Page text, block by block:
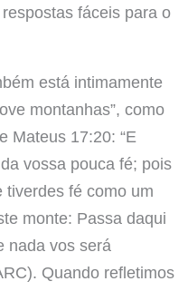
fáceis para o
está intimamente
montanhas”, como
Mateus 17:20: “E
vossa pouca fé; pois
tiverdes fé como um
monte: Passa daqui
nada vos será
Quando refletimos